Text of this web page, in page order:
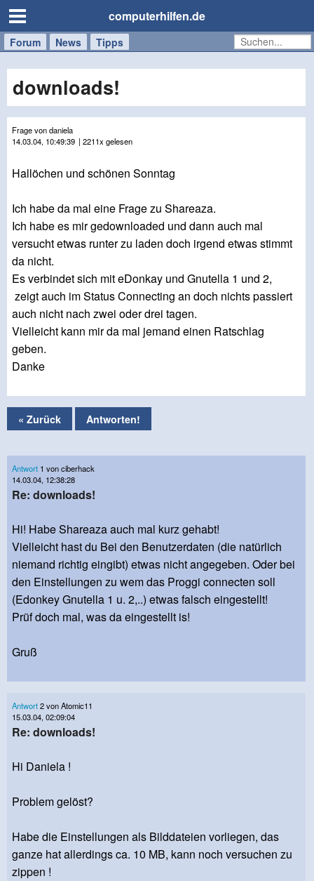
computerhilfen.de
Forum News Tipps
Handy
Tablet
Windows
Mac
downloads!
Frage von daniela
14.03.04, 10:49:39 | 2211x gelesen
Hallöchen und schönen Sonntag
Ich habe da mal eine Frage zu Shareaza.
Ich habe es mir gedownloaded und dann auch mal
versucht etwas runter zu laden doch irgend etwas stimmt
da nicht.
Es verbindet sich mit eDonkay und Gnutella 1 und 2,
zeigt auch im Status Connecting an doch nichts passiert
auch nicht nach zwei oder drei tagen.
Vielleicht kann mir da mal jemand einen Ratschlag
geben.
Danke
« Zurück Antworten!
Antwort 1 von ciberhack
14.03.04, 12:38:28
Re: downloads!
Hi! Habe Shareaza auch mal kurz gehabt!
Vielleicht hast du Bei den Benutzerdaten (die natürlich
niemand richtig eingibt) etwas nicht angegeben. Oder bei
den Einstellungen zu wem das Proggi connecten soll
(Edonkey Gnutella 1 u. 2,..) etwas falsch eingestellt!
Prüf doch mal, was da eingestellt is!
Gruß
Antwort2 von Atomic11
15.03.04, 02:09:04
Re: downloads!
Hi Daniela !
Problem gelöst?
Habe die Einstellungen als Bilddateien vorliegen, das
ganze hat allerdings ca. 10 MB, kann noch versuchen zu
zippen !